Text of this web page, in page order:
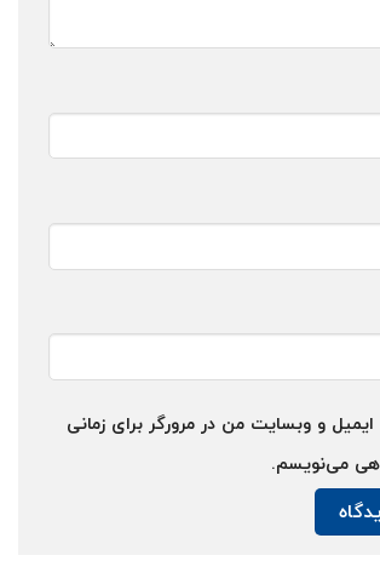
ایمیل و وبسایت من در مرورگر برای زمانی
می‌نویسم.